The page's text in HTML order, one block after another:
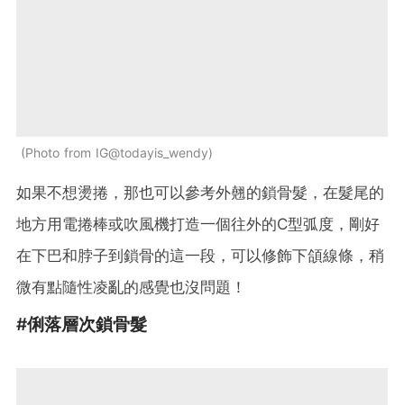
Photo from IG@todayis_wendy
如果不想燙捲，那也可以參考外翹的鎖骨髮，在髮尾的
地方用電捲棒或吹風機打造一個往外的C型弧度，剛好
在下巴和脖子到鎖骨的這一段，可以修飾下頜線條，稍
微有點隨性凌亂的感覺也沒問題！
#俐落層次鎖骨髮